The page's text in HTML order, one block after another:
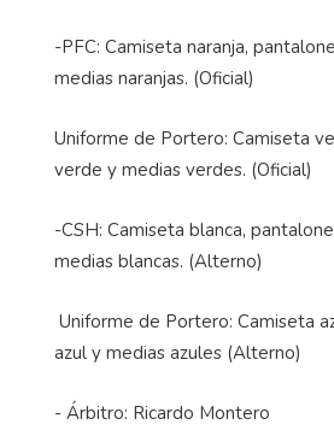
-PFC: Camiseta naranja,
medias naranjas. (Oficial)
Uniforme de Portero: Camiseta
verde y medias verdes. (Oficial)
-CSH: Camiseta blanca,
medias blancas. (Alterno)
Uniforme de Portero: Camiseta
azul y medias azules (Alterno)
- Árbitro: Ricardo Montero